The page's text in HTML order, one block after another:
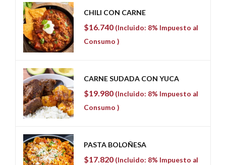
CHILI CON CARNE
$16.740 (Incluido: 8% Impuesto al
Consumo )
CARNE SUDADA CON YUCA
$19.980 (Incluido: 8% Impuesto al
Consumo )
PASTA BOLOÑESA
$17.820 (Incluido: 8% Impuesto al